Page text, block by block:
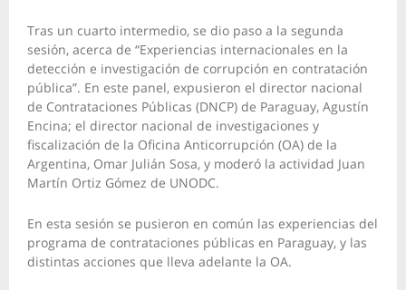
Tras un cuarto intermedio, se dio paso a la segunda
sesión, acerca de “Experiencias internacionales en la
detección e investigación de corrupción en contratación
pública”. En este panel, expusieron el director nacional
de Contrataciones Públicas (DNCP) de Paraguay, Agustín
Encina; el director nacional de investigaciones y
fiscalización de la Oficina Anticorrupción (OA) de la
Argentina, Omar Julián Sosa, y moderó la actividad Juan
Martín Ortiz Gómez de UNODC.
En esta sesión se pusieron en común las experiencias del
programa de contrataciones públicas en Paraguay, y las
distintas acciones que lleva adelante la OA.